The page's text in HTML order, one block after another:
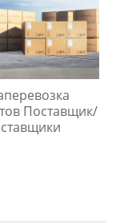
Поставщик/